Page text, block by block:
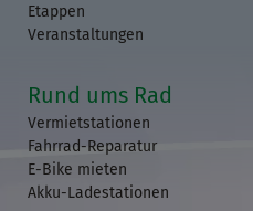
Etappen
Veranstaltungen
Rund ums Rad
Vermietstationen
Fahrrad-Reparatur
E-Bike mieten
Akku-Ladestationen